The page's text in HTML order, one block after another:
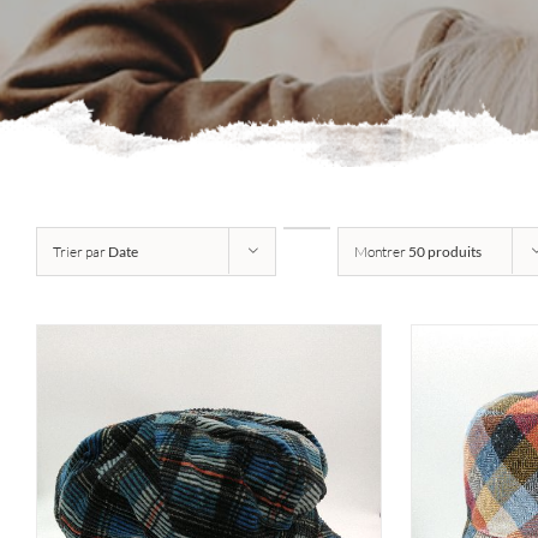
Trier par Date Montrer 50 produits